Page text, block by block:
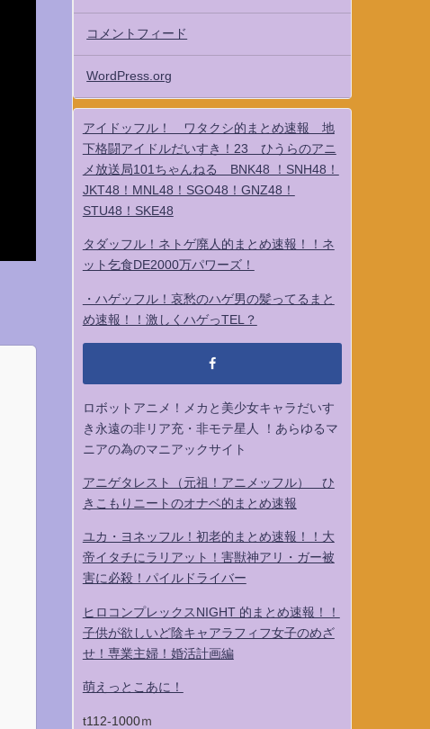
コメントフィード
WordPress.org
アイドッフル！ ワタクシ的まとめ速報 地
下格闘アイドルだいすき！23 ひうらのアニ
メ放送局101ちゃんねる BNK48 ！SNH48！
JKT48！MNL48！SGO48！GNZ48！
STU48！SKE48
タダッフル！ネトゲ廃人的まとめ速報！！ネ
ット乞食DE2000万パワーズ！
・ハゲッフル！哀愁のハゲ男の髪ってるまと
め速報！！激しくハゲっTEL？
ロボットアニメ！メカと美少女キャラだいす
き永遠の非リア充・非モテ星人 ！あらゆるマ
ニアの為のマニアックサイト
アニゲタレスト（元祖！アニメッフル） ひ
きこもりニートのオナベ的まとめ速報
ユカ・ヨネッフル！初老的まとめ速報！！大
帝イタチにラリアット！害獣神アリ・ガー被
害に必殺！パイルドライバー
ヒロコンプレックスNIGHT 的まとめ速報！！
子供が欲しいど陰キャアラフィフ女子のめざ
せ！専業主婦！婚活計画編
萌えっとこあに！
t112-1000ｍ